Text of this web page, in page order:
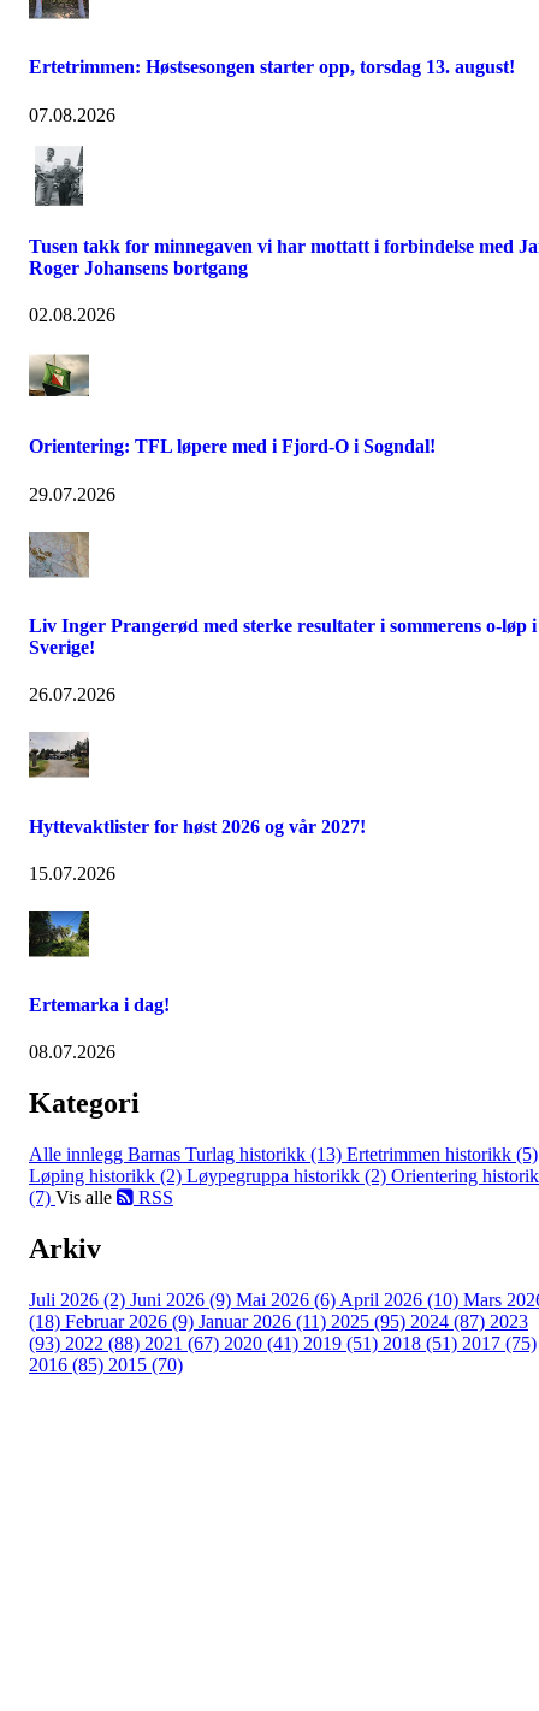
Ertetrimmen: Høstsesongen starter opp, torsdag 13. august!
07.08.2026
Tusen takk for minnegaven vi har mottatt i forbindelse med
Roger Johansens bortgang
02.08.2026
Orientering: TFL løpere med i Fjord-O i Sogndal!
29.07.2026
Liv Inger Prangerød med sterke resultater i sommerens o-løp i
Sverige!
26.07.2026
Hyttevaktlister for høst 2026 og vår 2027!
15.07.2026
Ertemarka i dag!
08.07.2026
Kategori
Alle innlegg Barnas Turlag historikk (13) Ertetrimmen historikk (5)
Løping historikk (2) Løypegruppa historikk (2) Orientering
(7) Vis alle RSS
Arkiv
Juli 2026 (2) Juni 2026 (9) Mai 2026 (6) April 2026 (10) Mars
(18) Februar 2026 (9) Januar 2026 (11) 2025 (95) 2024 (87) 2023
(93) 2022 (88) 2021 (67) 2020 (41) 2019 (51) 2018 (51) 2017 (75)
2016 (85) 2015 (70)